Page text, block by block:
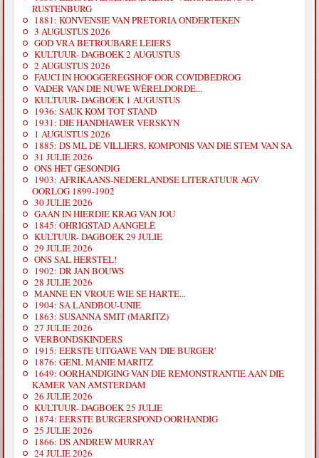
RUSTENBURG
1881: KONVENSIE VAN PRETORIA ONDERTEKEN
3 AUGUSTUS 2026
GOD VRA BETROUBARE LEIERS
KULTUUR- DAGBOEK 2 AUGUSTUS
2 AUGUSTUS 2026
FAUCI IN HOOGGEREGSHOF OOR COVIDBEDROG
VADER VAN DIE NUWE WÊRELDORDE...
KULTUUR- DAGBOEK 1 AUGUSTUS
1936: SAUK KOM TOT STAND
1931: DIE HANDHAWER VERSKYN
1 AUGUSTUS 2026
1885: DS ML DE VILLIERS, KOMPONIS VAN DIE STEM VAN SA
31 JULIE 2026
ONS HET GESONDIG
1903: AFRIKAANS-NEDERLANDSE LITERATUUR AGV
OORLOG 1899-1902
30 JULIE 2026
GAAN IN HIERDIE KRAG VAN JOU
1845: OHRIGSTAD AANGELÊ
KULTUUR- DAGBOEK 29 JULIE
29 JULIE 2026
ONS SAL HERSTEL!
1902: DR JAN BOUWS
28 JULIE 2026
MANNE EN VROUE WIE SE HARTE...
1904: SA LANDBOU-UNIE
1863: SUSANNA SMIT (MARITZ)
27 JULIE 2026
VERBONDSKINDERS
1915: EERSTE UITGAWE VAN 'DIE BURGER'
1876: GENL MANIE MARITZ
1649: OORHANDIGING VAN DIE REMONSTRANTIE AAN DIE
KAMER VAN AMSTERDAM
26 JULIE 2026
KULTUUR- DAGBOEK 25 JULIE
1874: EERSTE BURGERSPOND OORHANDIG
25 JULIE 2026
1866: DS ANDREW MURRAY
24 JULIE 2026